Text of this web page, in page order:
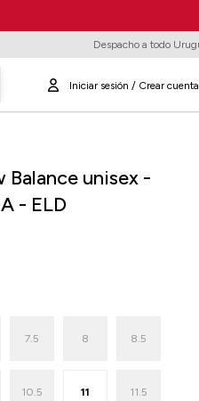
Despacho a todo
Balance unisex -
- ELD
7.5 8 8.5
10.5 11 11.5